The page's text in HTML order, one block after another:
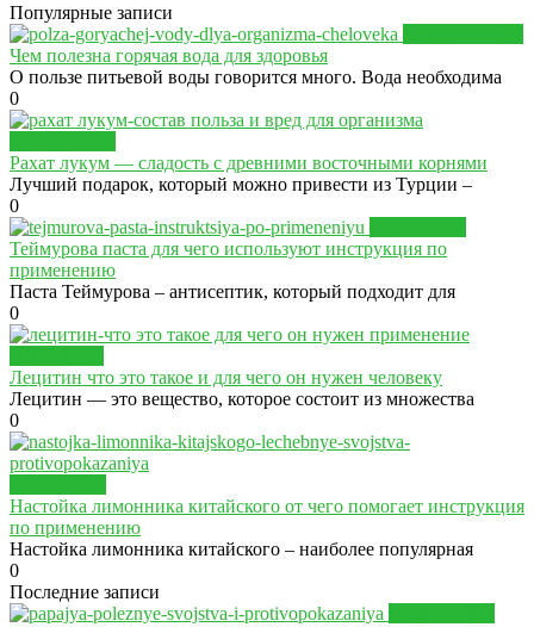
Популярные записи
Чем полезна горячая вода для здоровья
О пользе питьевой воды говорится много. Вода необходима
0
Рахат лукум — сладость с древними восточными корнями
Лучший подарок, который можно привести из Турции –
0
Теймурова паста для чего используют инструкция по
применению
Паста Теймурова – антисептик, который подходит для
0
Лецитин что это такое и для чего он нужен человеку
Лецитин — это вещество, которое состоит из множества
0
Настойка лимонника китайского от чего помогает инструкция
по применению
Настойка лимонника китайского – наиболее популярная
0
Последние записи